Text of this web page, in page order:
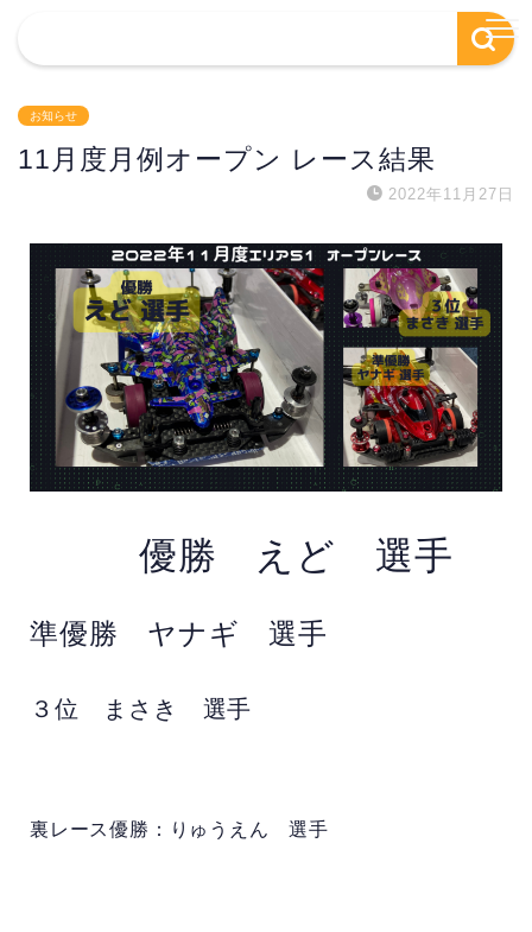
お知らせ
11月度月例オープン レース結果
2022年11月27日
優勝 えど 選手
準優勝 ヤナギ 選手
３位 まさき 選手
裏レース優勝：りゅうえん 選手